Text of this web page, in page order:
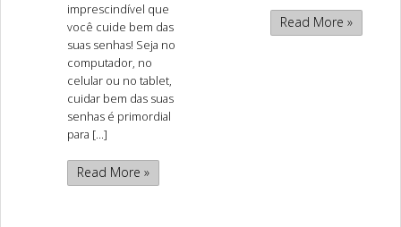
imprescindível que
você cuide bem das
suas senhas! Seja no
computador, no
celular ou no tablet,
cuidar bem das suas
senhas é primordial
para [...]
Read More »
Read More »